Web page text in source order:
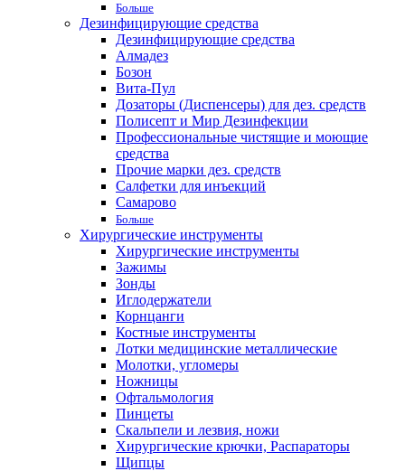
Больше
Дезинфицирующие средства
Дезинфицирующие средства
Алмадез
Бозон
Вита-Пул
Дозаторы (Диспенсеры) для дез. средств
Полисепт и Мир Дезинфекции
Профессиональные чистящие и моющие
средства
Прочие марки дез. средств
Салфетки для инъекций
Самарово
Больше
Хирургические инструменты
Хирургические инструменты
Зажимы
Зонды
Иглодержатели
Корнцанги
Костные инструменты
Лотки медицинские металлические
Молотки, угломеры
Ножницы
Офтальмология
Пинцеты
Скальпели и лезвия, ножи
Хирургические крючки, Распараторы
Щипцы